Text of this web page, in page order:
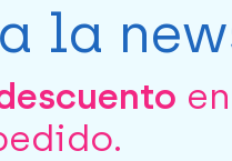
la